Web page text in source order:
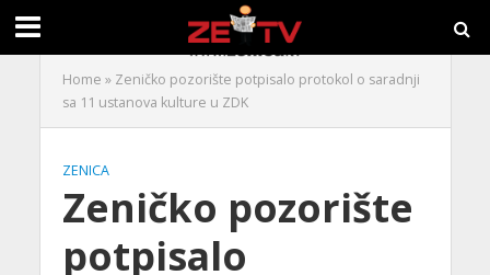
Home » Zeničko pozorište potpisalo protokol o saradnji
sa 11 ustanova kulture u ZDK
ZENICA
Zeničko pozorište
potpisalo